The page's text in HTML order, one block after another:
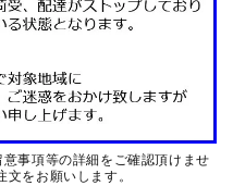
事項等の詳細をご確認頂けませ
をお願いします。